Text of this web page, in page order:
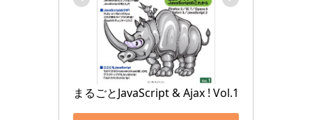
まるごとJavaScript & Ajax ! Vol.1